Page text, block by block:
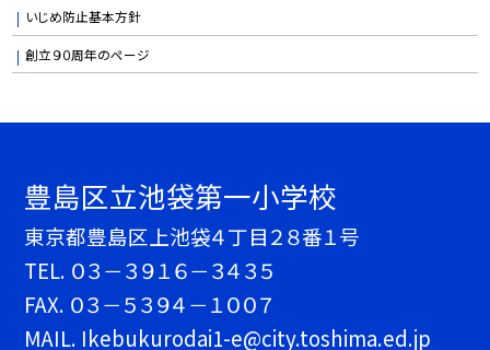
いじめ防止基本方針
創立９０周年のページ
豊島区立池袋第一小学校
東京都豊島区上池袋４丁目２８番１号
TEL. ０３－３９１６－３４３５
FAX. ０３－５３９４－１００７
MAIL. Ikebukurodai1-e@city.toshima.ed.jp